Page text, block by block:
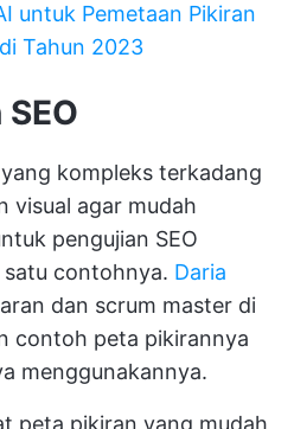
untuk Pemetaan Pikiran
Tahun 2023
kompleks terkadang
visual agar mudah
pengujian SEO
contohnya. Daria
dan scrum master di
contoh peta pikirannya
menggunakannya.
peta pikiran yang mudah